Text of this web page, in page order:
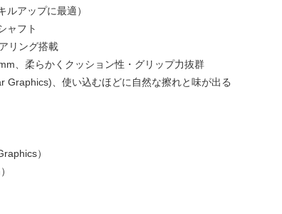
アップに最適）
ャフト
リング搭載
、柔らかくクッション性・グリップ力抜群
Graphics)、使い込むほどに自然な擦れと味が出る
）